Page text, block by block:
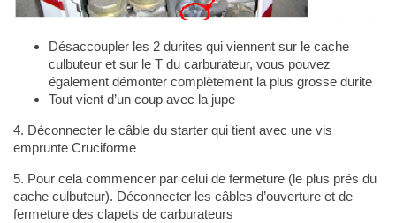
Désaccoupler les 2 durites qui viennent sur le cache
culbuteur et sur le T du carburateur, vous pouvez
également démonter complètement la plus grosse durite
Tout vient d’un coup avec la jupe
4. Déconnecter le câble du starter qui tient avec une vis
emprunte Cruciforme
5. Pour cela commencer par celui de fermeture (le plus prés du
cache culbuteur). Déconnecter les câbles d’ouverture et de
fermeture des clapets de carburateurs